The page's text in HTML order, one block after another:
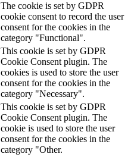
The cookie is set by GDPR
cookie consent to record the user
consent for the cookies in the
category "Functional".
This cookie is set by GDPR
Cookie Consent plugin. The
cookies is used to store the user
consent for the cookies in the
category "Necessary".
This cookie is set by GDPR
Cookie Consent plugin. The
cookie is used to store the user
consent for the cookies in the
category "Other.